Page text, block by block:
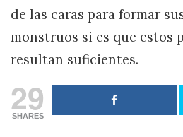
de las caras para formar
monstruos si es que estos
resultan suficientes.
29
SHARES